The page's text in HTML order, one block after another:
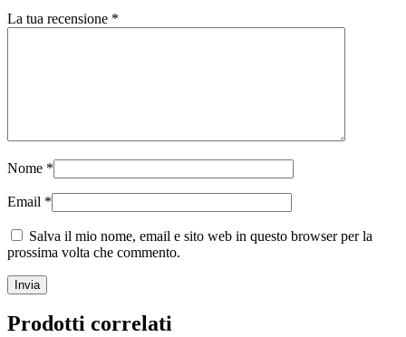
La tua recensione *
Nome *
Email *
Salva il mio nome, email e sito web in questo browser per la
prossima volta che commento.
Prodotti correlati